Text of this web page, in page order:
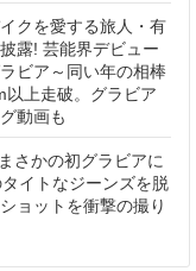
クを愛する旅人・有
露! 芸能界デビュー
ビア～同い年の相棒
以上走破。グラビア
動画も
さかの初グラビアに
イトなジーンズを脱
ョットを衝撃の撮り